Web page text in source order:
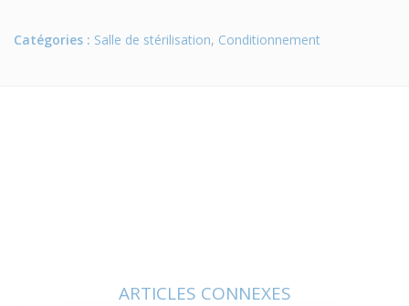
Catégories : Salle de stérilisation, Conditionnement
ARTICLES CONNEXES